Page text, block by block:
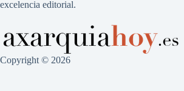
excelencia editorial.
Copyright © 2026